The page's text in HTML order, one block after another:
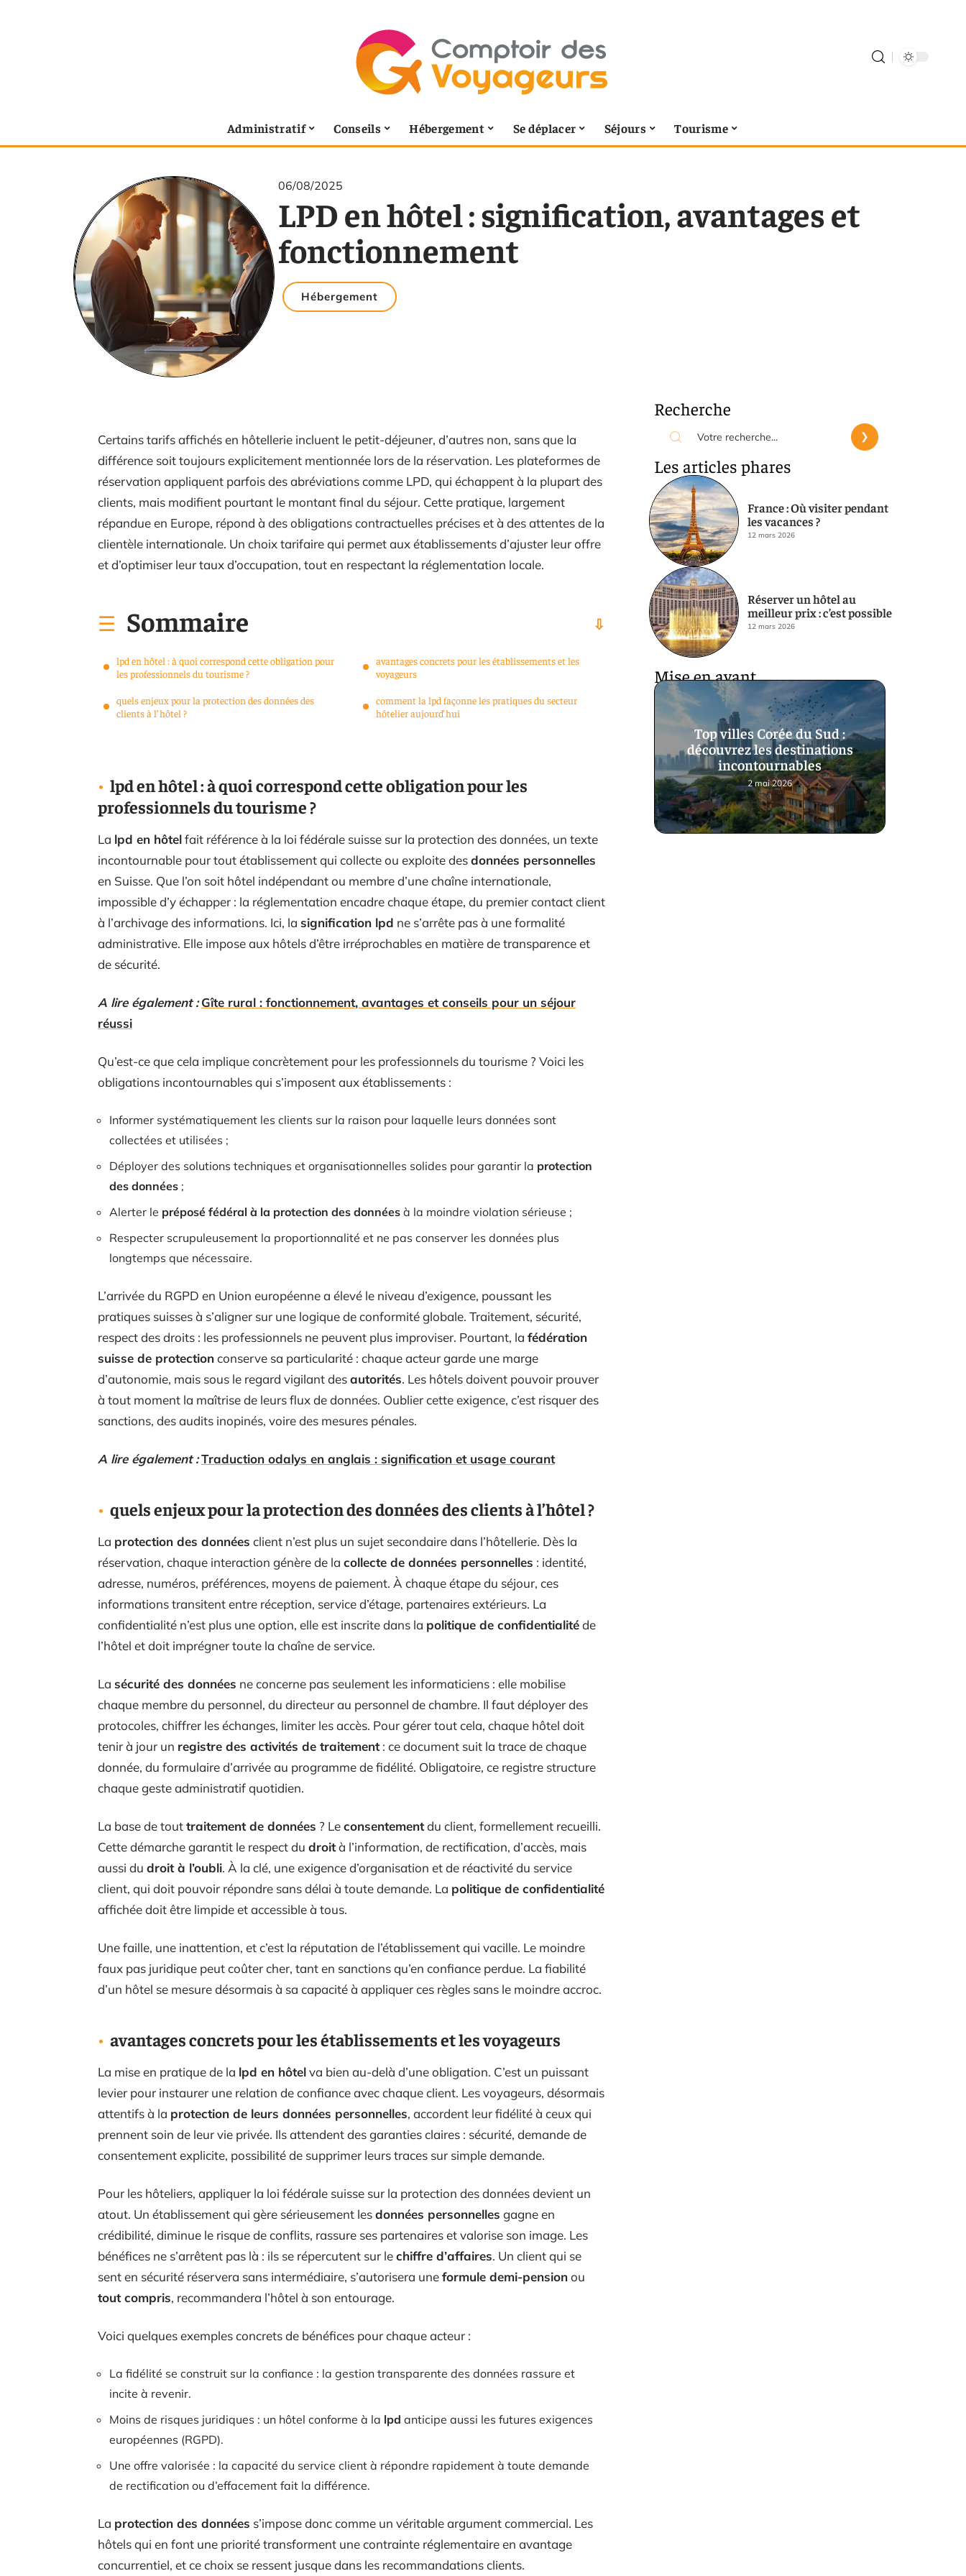
Administratif Conseils Hébergement Se déplacer Séjours Tourisme
06/08/2025
LPD en hôtel : signification, avantages et
fonctionnement
Hébergement
Certains tarifs affichés en hôtellerie incluent le petit-déjeuner, d’autres non, sans que la
différence soit toujours explicitement mentionnée lors de la réservation. Les plateformes de
réservation appliquent parfois des abréviations comme LPD, qui échappent à la plupart des
clients, mais modifient pourtant le montant final du séjour. Cette pratique, largement
répandue en Europe, répond à des obligations contractuelles précises et à des attentes de la
clientèle internationale. Un choix tarifaire qui permet aux établissements d’ajuster leur offre
et d’optimiser leur taux d’occupation, tout en respectant la réglementation locale.
Sommaire
lpd en hôtel : à quoi correspond cette obligation pour
les professionnels du tourisme ?
quels enjeux pour la protection des données des
clients à l’hôtel ?
avantages concrets pour les établissements et les
voyageurs
comment la lpd façonne les pratiques du secteur
hôtelier aujourd’hui
lpd en hôtel : à quoi correspond cette obligation pour les
professionnels du tourisme ?
La lpd en hôtelfait référence à la loi fédérale suisse sur la protection des données, un texte
incontournable pour tout établissement qui collecte ou exploite desdonnées personnelles
en Suisse. Que l’on soit hôtel indépendant ou membre d’une chaîne internationale,
impossible d’y échapper : la réglementation encadre chaque étape, du premier contact client
à l’archivage des informations. Ici, la signification lpd ne s’arrête pas à une formalité
administrative. Elle impose aux hôtels d’être irréprochables en matière de transparence et
de sécurité.
A lire également : Gîte rural : fonctionnement, avantages et conseils pour un séjour
réussi
Qu’est-ce que cela implique concrètement pour les professionnels du tourisme ? Voici les
obligations incontournables qui s’imposent aux établissements :
Informer systématiquement les clients sur la raison pour laquelle leurs données sont
collectées et utilisées ;
Déployer des solutions techniques et organisationnelles solides pour garantir la protection
des données ;
Alerter le préposé fédéral à la protection des données à la moindre violation sérieuse ;
Respecter scrupuleusement la proportionnalité et ne pas conserver les données plus
longtemps que nécessaire.
L’arrivée du RGPD en Union européenne a élevé le niveau d’exigence, poussant les
pratiques suisses à s’aligner sur une logique de conformité globale. Traitement, sécurité,
respect des droits : les professionnels ne peuvent plus improviser. Pourtant, la fédération
suisse de protectionconserve sa particularité : chaque acteur garde une marge
d’autonomie, mais sous le regard vigilant desautorités. Les hôtels doivent pouvoir prouver
à tout moment la maîtrise de leurs flux de données. Oublier cette exigence, c’est risquer des
sanctions, des audits inopinés, voire des mesures pénales.
A lire également :Traduction odalys en anglais : signification et usage courant
quels enjeux pour la protection des données des clients à l’hôtel ?
La protection des données client n’est plus un sujet secondaire dans l’hôtellerie. Dès la
réservation, chaque interaction génère de la collecte de données personnelles : identité,
adresse, numéros, préférences, moyens de paiement. À chaque étape du séjour, ces
informations transitent entre réception, service d’étage, partenaires extérieurs. La
confidentialité n’est plus une option, elle est inscrite dans la politique de confidentialitéde
l’hôtel et doit imprégner toute la chaîne de service.
La sécurité des données ne concerne pas seulement les informaticiens : elle mobilise
chaque membre du personnel, du directeur au personnel de chambre. Il faut déployer des
protocoles, chiffrer les échanges, limiter les accès. Pour gérer tout cela, chaque hôtel doit
tenir à jour un registre des activités de traitement: ce document suit la trace de chaque
donnée, du formulaire d’arrivée au programme de fidélité. Obligatoire, ce registre structure
chaque geste administratif quotidien.
La base de touttraitement de données ? Leconsentementdu client, formellement recueilli.
Cette démarche garantit le respect du droità l’information, de rectification, d’accès, mais
aussi du droit à l’oubli. À la clé, une exigence d’organisation et de réactivité du service
client, qui doit pouvoir répondre sans délai à toute demande. La politique de confidentialité
affichée doit être limpide et accessible à tous.
Une faille, une inattention, et c’est la réputation de l’établissement qui vacille. Le moindre
faux pas juridique peut coûter cher, tant en sanctions qu’en confiance perdue. La fiabilité
d’un hôtel se mesure désormais à sa capacité à appliquer ces règles sans le moindre accroc.
avantages concrets pour les établissements et les voyageurs
La mise en pratique de la lpd en hôtelva bien au-delà d’une obligation. C’est un puissant
levier pour instaurer une relation de confiance avec chaque client. Les voyageurs, désormais
attentifs à la protection de leurs données personnelles, accordent leur fidélité à ceux qui
prennent soin de leur vie privée. Ils attendent des garanties claires : sécurité, demande de
consentement explicite, possibilité de supprimer leurs traces sur simple demande.
Pour les hôteliers, appliquer la loi fédérale suisse sur la protection des données devient un
atout. Un établissement qui gère sérieusement lesdonnées personnelles gagne en
crédibilité, diminue le risque de conflits, rassure ses partenaires et valorise son image. Les
bénéfices ne s’arrêtent pas là : ils se répercutent sur lechiffre d’affaires. Un client qui se
sent en sécurité réservera sans intermédiaire, s’autorisera uneformule demi-pensionou
tout compris, recommandera l’hôtel à son entourage.
Voici quelques exemples concrets de bénéfices pour chaque acteur :
La fidélité se construit sur la confiance : la gestion transparente des données rassure et
incite à revenir.
Moins de risques juridiques : un hôtel conforme à la lpd anticipe aussi les futures exigences
européennes (RGPD).
Une offre valorisée : la capacité du service client à répondre rapidement à toute demande
de rectification ou d’effacement fait la différence.
La protection des données s’impose donc comme un véritable argument commercial. Les
hôtels qui en font une priorité transforment une contrainte réglementaire en avantage
concurrentiel, et ce choix se ressent jusque dans les recommandations clients.
Recherche
Les articles phares
France : Où visiter pendant
les vacances ?
12 mars 2026
Réserver un hôtel au
meilleur prix : c’est possible
12 mars 2026
Mise en avant
Top villes Corée du Sud :
découvrez les destinations
incontournables
2 mai 2026